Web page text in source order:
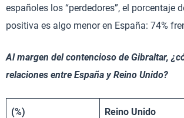
españoles los “perdedores”, el porcentaje
positiva es algo menor en España: 74%
Al margen del contencioso de Gibraltar,
relaciones entre España y Reino Unido?
(%) Reino Unido